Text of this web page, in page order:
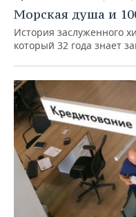
Морская душа и
История заслуженного
который 32 года знает